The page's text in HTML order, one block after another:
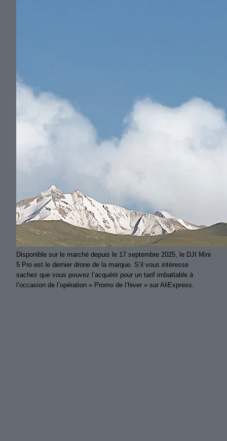
Disponible sur le marché depuis le 17 septembre 2025, le DJI Mini
5 Pro est le dernier drone de la marque. S’il vous intéresse
sachez que vous pouvez l’acquérir pour un tarif imbattable à
l’occasion de l’opération « Promo de l’hiver » sur AliExpress.